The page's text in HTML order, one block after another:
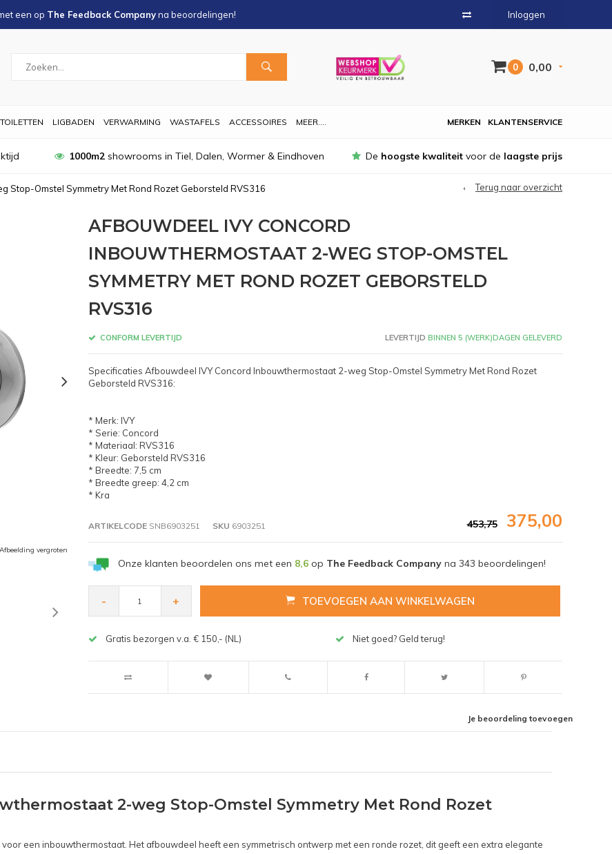
een op The Feedback Companyna beoordelingen! Inloggen
0 0,00
TOILETTEN LIGBADEN VERWARMING WASTAFELS ACCESSOIRES MEER.... KLANTENSERVICE
MERKEN
1000m2showrooms in Tiel, Dalen, Wormer & Eindhoven De hoogste kwaliteit voor de laagste prijs
Stop-Omstel Symmetry Met Rond Rozet Geborsteld RVS316 Terug naar overzicht
Afbeelding vergroten
AFBOUWDEEL IVY CONCORD
INBOUWTHERMOSTAAT 2-WEG STOP-OMSTEL
SYMMETRY MET ROND ROZET GEBORSTELD
RVS316
CONFORM LEVERTIJD LEVERTIJD BINNEN 5 (WERK)DAGEN GELEVERD
Specificaties Afbouwdeel IVY Concord Inbouwthermostaat 2-weg Stop-Omstel Symmetry Met Rond Rozet
Geborsteld RVS316:
* Merk: IVY
* Serie: Concord
* Materiaal: RVS316
* Kleur: Geborsteld RVS316
* Breedte: 7,5 cm
* Breedte greep: 4,2 cm
* Kra
ARTIKELCODESNB6903251 SKU 6903251 453,75 375,00
Onze klanten beoordelen ons met een 8,6op The Feedback Companyna 343 beoordelingen!
- + TOEVOEGEN AAN WINKELWAGEN
Gratis bezorgen v.a. € 150,- (NL) Niet goed? Geld terug!
Je beoordeling toevoegen
2-weg Stop-Omstel Symmetry Met Rond Rozet
een inbouwthermostaat. Het afbouwdeel heeft een symmetrisch ontwerp met een ronde rozet, dit geeft een extra elegante